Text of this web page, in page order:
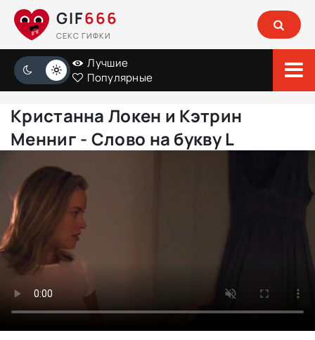
GIF666
СЕКС ГИФКИ
Лучшие
Популярные
Кристанна Локен и Кэтрин
Менниг - Слово на букву L